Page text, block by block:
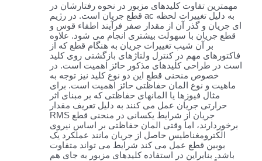
مهمترین تفاوت کلیدهای مزبور در نحوه رفتارشان در
قطع جریان است. در رژیم ac به دلیل تغییرات لحظه
ای جریان و گذر آن از مقدار صفر فرآیند اطفاء قوس و
قطع جریان با سهولت بیشتری انجام می شود. علاوه
بر آن شیب تغییرات جریان به هنگام قطع که از
فاکتورهای مهم در کنترل ولتاژهای بازگشتی روی کلید
است در طراحی کلیدهای مذکور حائز اهمیت است. در
خصوص منحنی قطع این دو نوع کلید نیز توجه به
ماهیت و نوع المان حفاظتی حائز اهمیت است. برای
مثال فیوزها یا المانهای حفاظتی که بر مبنای اثر
حرارتی جریان عمل می کنند به دلیل تعریف مقدار
RMS جریان از شرایط یکسانی در منحنی قطع
برخوردارند، اما وقتی المان حفاظتی بر اساس نیروی
الکترومغناطیس حاصل از جریان مانند عملکرد یک
بوبین قطع عمل می کند شرایط می تواند متفاوت
باشد. بنابراین در استفاده کلیدهای مزبور به جای هم